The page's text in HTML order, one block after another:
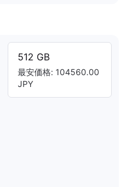
512 GB
最安価格: 104560.00
JPY